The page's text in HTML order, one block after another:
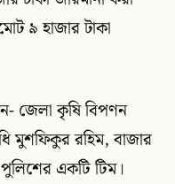
৯ হাজার টাকা
জেলা কৃষি বিপণন
মুশফিকুর রহিম, বাজার
একটি টিম।